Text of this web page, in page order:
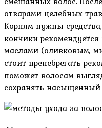
отварами целебных
Корням нужны
кончики
маслами (оливковым,
стоит пренебрегать
поможет волосам
сохранять насыщенный